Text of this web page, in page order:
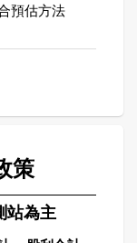
預估方法
策
站為主